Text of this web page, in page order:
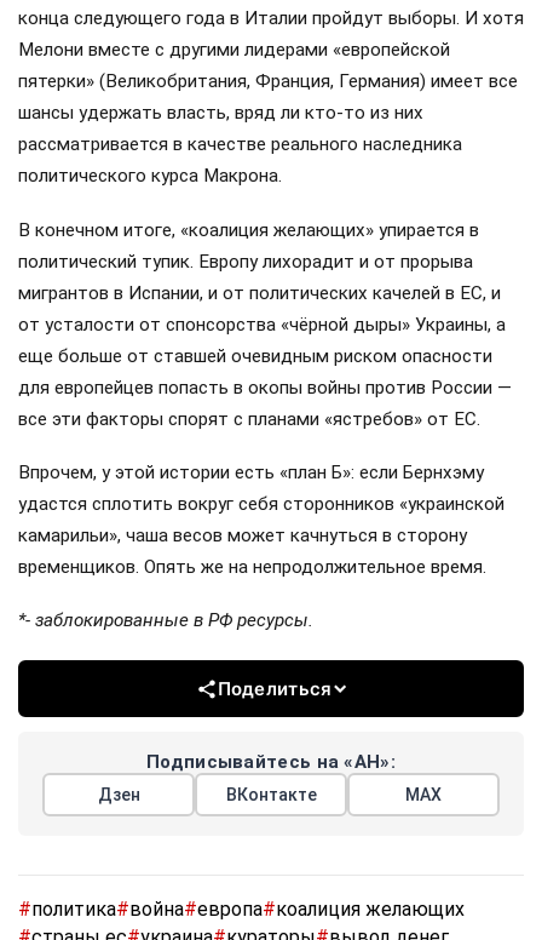
конца следующего года в Италии пройдут выборы. И хотя
Мелони вместе с другими лидерами «европейской
пятерки» (Великобритания, Франция, Германия) имеет все
шансы удержать власть, вряд ли кто-то из них
рассматривается в качестве реального наследника
политического курса Макрона.
В конечном итоге, «коалиция желающих» упирается в
политический тупик. Европу лихорадит и от прорыва
мигрантов в Испании, и от политических качелей в ЕС, и
от усталости от спонсорства «чёрной дыры» Украины, а
еще больше от ставшей очевидным риском опасности
для европейцев попасть в окопы войны против России —
все эти факторы спорят с планами «ястребов» от ЕС.
Впрочем, у этой истории есть «план Б»: если Бернхэму
удастся сплотить вокруг себя сторонников «украинской
камарильи», чаша весов может качнуться в сторону
временщиков. Опять же на непродолжительное время.
*- заблокированные в РФ ресурсы.
Поделиться
Подписывайтесь на «АН»:
Дзен ВКонтакте МАХ
#политика#война#европа#коалиция желающих